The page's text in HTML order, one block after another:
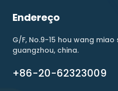
Endereço
G/F, No.9-15 hou wang
guangzhou, china.
+86-20-62323009